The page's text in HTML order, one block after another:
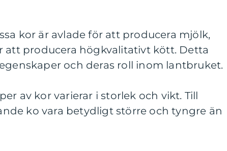
kor är avlade för att producera mjölk,
att producera högkvalitativt kött. Detta
och deras roll inom lantbruket.
av kor varierar i storlek och vikt. Till
ko vara betydligt större och tyngre än